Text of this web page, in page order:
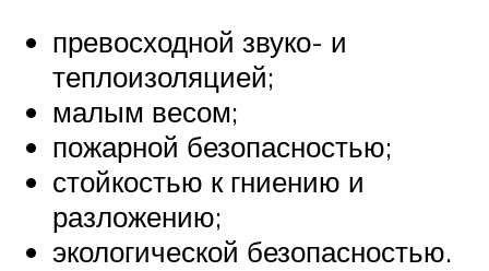
превосходной звуко- и
теплоизоляцией;
малым весом;
пожарной безопасностью;
стойкостью к гниению и
разложению;
экологической безопасностью.